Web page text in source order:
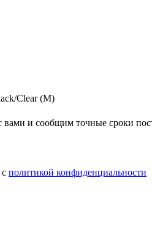
Clear (M)
и сообщим точные сроки
политикой конфиденциальности